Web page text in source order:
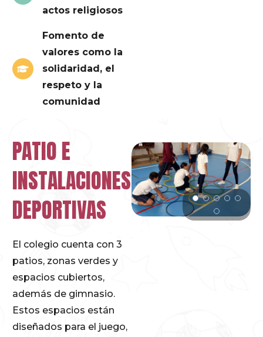
actos religiosos
Fomento de
valores como la
solidaridad, el
respeto y la
comunidad
PATIO E
INSTALACIONES
DEPORTIVAS
El colegio cuenta con 3
patios, zonas verdes y
espacios cubiertos,
además de gimnasio.
Estos espacios están
diseñados para el juego,